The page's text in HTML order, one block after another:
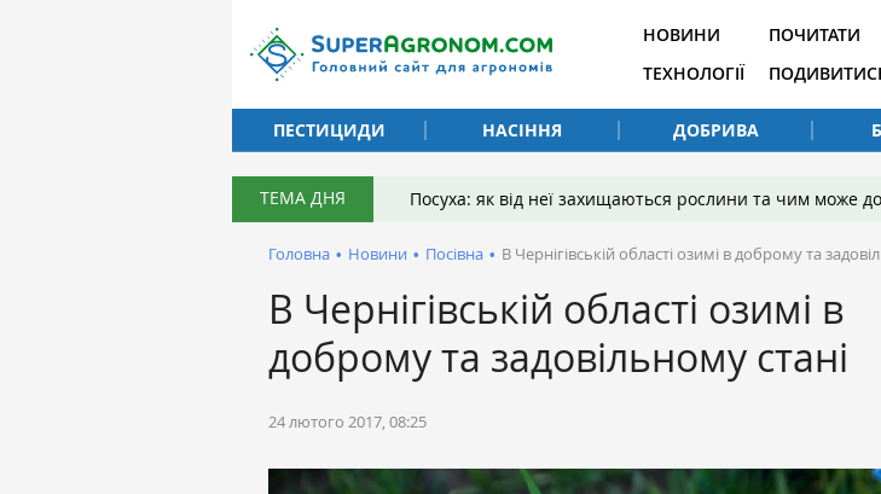
НОВИНИ
ТЕХНОЛОГІЇ
ПОЧИТАТИ
ПЕСТИЦИДИ
НАСІННЯ ДОБРИВА
ТЕМА ДНЯ Посуха: як від неї захищаються рослини та чим може
Головна • Новини • Посівна • В Чернігівській області озимі в доброму та
В Чернігівській області озимі в
доброму та задовільному стані
24 лютого 2017, 08:25